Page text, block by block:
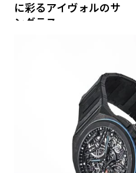
に彩るアイヴォルのサ
ングラス